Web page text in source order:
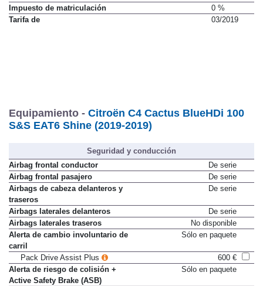
Impuesto de matriculación
0 %
Tarifa de
03/2019
Equipamiento - Citroën C4 Cactus BlueHDi 100
S&S EAT6 Shine (2019-2019)
Seguridad y conducción
Airbag frontal conductor
De serie
Airbag frontal pasajero
De serie
Airbags de cabeza delanteros y
traseros
De serie
Airbags laterales delanteros
De serie
Airbags laterales traseros
No disponible
Alerta de cambio involuntario de
carril
Sólo en paquete
Pack Drive Assist Plus
600 €
Alerta de riesgo de colisión +
Active Safety Brake (ASB)
Sólo en paquete